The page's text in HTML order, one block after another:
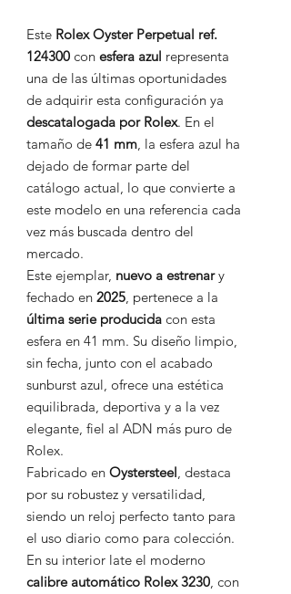
Este Rolex Oyster Perpetual ref.
124300 con esfera azul representa
una de las últimas oportunidades
de adquirir esta configuración ya
descatalogada por Rolex. En el
tamaño de 41 mm, la esfera azul ha
dejado de formar parte del
catálogo actual, lo que convierte a
este modelo en una referencia cada
vez más buscada dentro del
mercado.
Este ejemplar, nuevo a estrenary
fechado en 2025, pertenece a la
última serie producida con esta
esfera en 41 mm. Su diseño limpio,
sin fecha, junto con el acabado
sunburst azul, ofrece una estética
equilibrada, deportiva y a la vez
elegante, fiel al ADN más puro de
Rolex.
Fabricado en Oystersteel, destaca
por su robustez y versatilidad,
siendo un reloj perfecto tanto para
el uso diario como para colección.
En su interior late el moderno
calibre automático Rolex 3230, con